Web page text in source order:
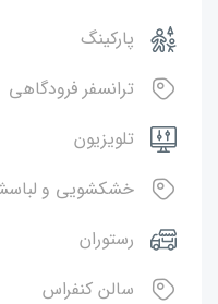
پارکینگ
ترانسفر فرودگاهی
تلویزیون
خشکشویی و
رستوران
سالن کنفراس